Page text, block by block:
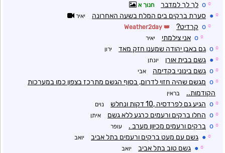
☼
o לך לך למדבר חנוך א
☼
● סערת ברקים בים המלח בשעה האחרונה יאיר
☼
o קרדיט?
☼
o אני צילמתי יאיר
☼
o גם באבן יהודה שמענו חזק מאד ירון
☼
● גשם בבית אורן יונתן
☼
o גשם בינוני בקדימה אבי
☼
o מגשם שהיה חזוי לדרום, בסוף הגשם מתרכז בצפון כמו במערכות
הקודמות..
בראין
☼
o הגיע גם לפרדסיה ,10 דקות ונחלש נוים
☼
o החלו ברקים ורעמים כרגע ללא גשם איתן
☼
o ברקים ורעמים מכיוון מערב . עופר
☼
● גשם עם מעט ברקים ורעמים בתל אביב יואב
☼
● גשם טוב בתל אביב יואב